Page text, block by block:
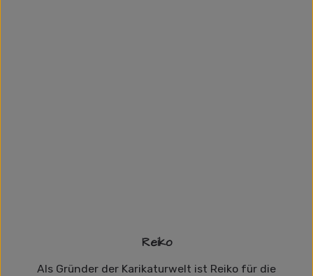
Reiko
Als Gründer der Karikaturwelt ist Reiko für die